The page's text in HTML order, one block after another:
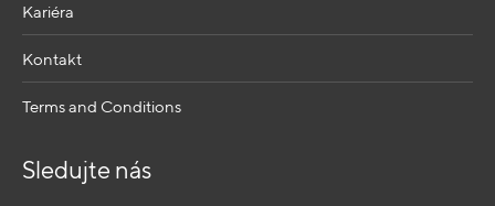
Kariéra
Kontakt
Terms and Conditions
Sledujte nás